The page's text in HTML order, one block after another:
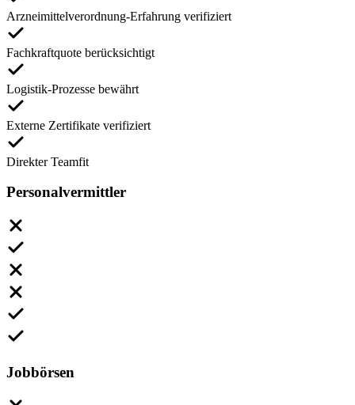
Arzneimittelverordnung-Erfahrung verifiziert
Fachkraftquote berücksichtigt
Logistik-Prozesse bewährt
Externe Zertifikate verifiziert
Direkter Teamfit
Personalvermittler
Jobbörsen